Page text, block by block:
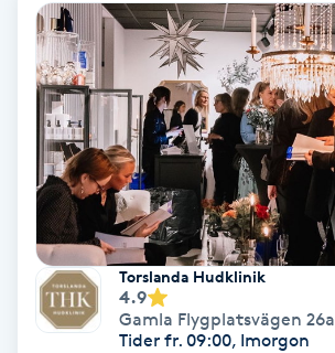
Ansiktsbehandling djuprengörande
Babylights
Balayage
Bambumassage
Barber
Torslanda Hudklinik
4.9
Gamla Flygplatsvägen 26a
Tider fr. 09:00, Imorgon